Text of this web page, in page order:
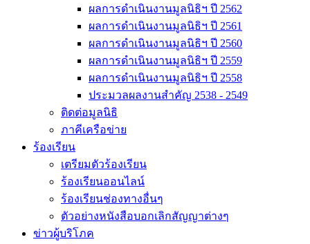
ผลการดำเนินงานมูลนิธิฯ ปี 2562
ผลการดำเนินงานมูลนิธิฯ ปี 2561
ผลการดำเนินงานมูลนิธิฯ ปี 2560
ผลการดำเนินงานมูลนิธิฯ ปี 2559
ผลการดำเนินงานมูลนิธิฯ ปี 2558
ประมวลผลงานสำคัญ 2538 - 2549
ติดต่อมูลนิธิ
ภาคีเครือข่าย
ร้องเรียน
เตรียมตัวร้องเรียน
ร้องเรียนออนไลน์
ร้องเรียนช่องทางอื่นๆ
ตัวอย่างหนังสือบอกเลิกสัญญาต่างๆ
ข่าวผู้บริโภค